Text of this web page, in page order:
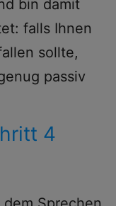
bin damit
falls Ihnen
sollte,
passiv
4